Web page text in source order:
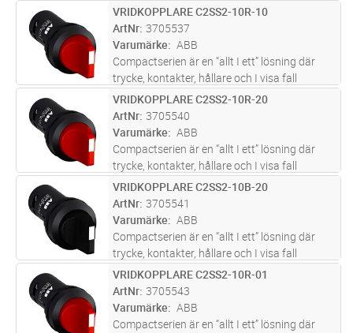
ljuskälla är inkluderade I en enhet.
Compactserein finns i en mängd olika
produkttyper såsom: tryckknappar, si
mer
ST Lägg i kundvagn
VRIDKOPPLARE C2SS2-10R-10
ArtNr 3705537
Varumärke
ABB
Compactserien är en “allt I ett” lösning där
trycke, kontakter, hållare och I visa fall
ljuskälla är inkluderade I en enhet.
Compactserein finns i en mängd olika
produkttyper såsom: tryckknappar, si
mer
ST Lägg i kundvagn
VRIDKOPPLARE C2SS2-10R-20
ArtNr 3705540
Varumärke
ABB
Compactserien är en “allt I ett” lösning där
trycke, kontakter, hållare och I visa fall
ljuskälla är inkluderade I en enhet.
Compactserein finns i en mängd olika
produkttyper såsom: tryckknappar, si
mer
ST Lägg i kundvagn
VRIDKOPPLARE C2SS2-10B-20
ArtNr 3705541
Varumärke
ABB
Compactserien är en “allt I ett” lösning där
trycke, kontakter, hållare och I visa fall
ljuskälla är inkluderade I en enhet.
Compactserein finns i en mängd olika
produkttyper såsom: tryckknappar, si
mer
ST Lägg i kundvagn
VRIDKOPPLARE C2SS2-10R-01
ArtNr 3705543
Varumärke
ABB
Compactserien är en “allt I ett” lösning där